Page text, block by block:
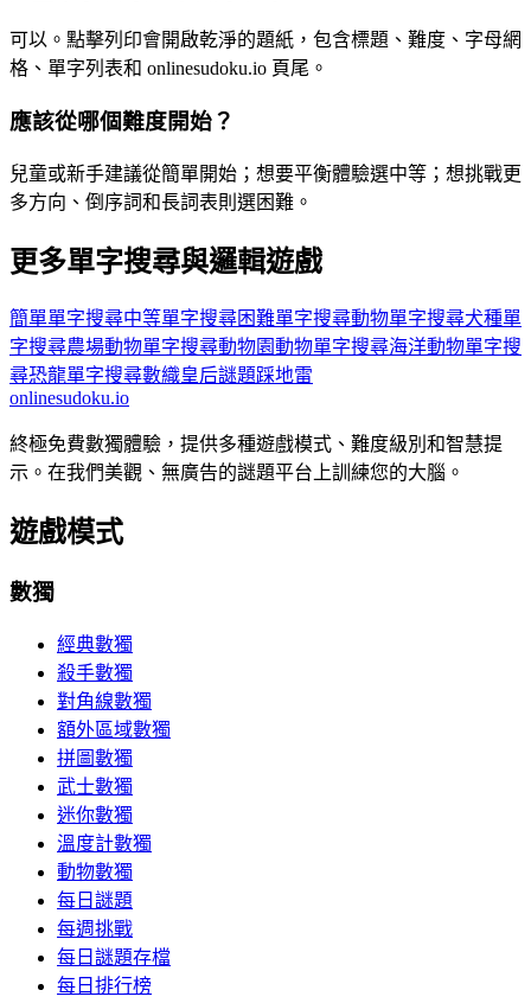
可以。點擊列印會開啟乾淨的題紙，包含標題、難度、字母網
格、單字列表和 onlinesudoku.io 頁尾。
應該從哪個難度開始？
兒童或新手建議從簡單開始；想要平衡體驗選中等；想挑戰更
多方向、倒序詞和長詞表則選困難。
更多單字搜尋與邏輯遊戲
簡單單字搜尋中等單字搜尋困難單字搜尋動物單字搜尋犬種單
字搜尋農場動物單字搜尋動物園動物單字搜尋海洋動物單字搜
尋恐龍單字搜尋數織皇后謎題踩地雷
onlinesudoku.io
終極免費數獨體驗，提供多種遊戲模式、難度級別和智慧提
示。在我們美觀、無廣告的謎題平台上訓練您的大腦。
遊戲模式
數獨
經典數獨
殺手數獨
對角線數獨
額外區域數獨
拼圖數獨
武士數獨
迷你數獨
溫度計數獨
動物數獨
每日謎題
每週挑戰
每日謎題存檔
每日排行榜